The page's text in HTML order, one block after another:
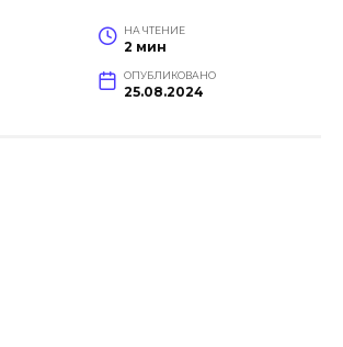
НА ЧТЕНИЕ
2 мин
ОПУБЛИКОВАНО
25.08.2024